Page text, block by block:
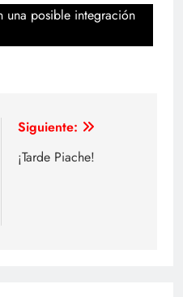
una posible integración
Siguiente:
¡Tarde Piache!